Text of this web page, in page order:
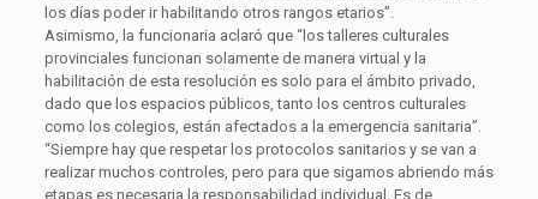
los días poder ir habilitando otros rangos etarios”.
Asimismo, la funcionaria aclaró que “los talleres culturales
provinciales funcionan solamente de manera virtual y la
habilitación de esta resolución es solo para el ámbito privado,
dado que los espacios públicos, tanto los centros culturales
como los colegios, están afectados a la emergencia sanitaria”.
“Siempre hay que respetar los protocolos sanitarios y se van a
realizar muchos controles, pero para que sigamos abriendo más
etapas es necesaria la responsabilidad individual. Es de